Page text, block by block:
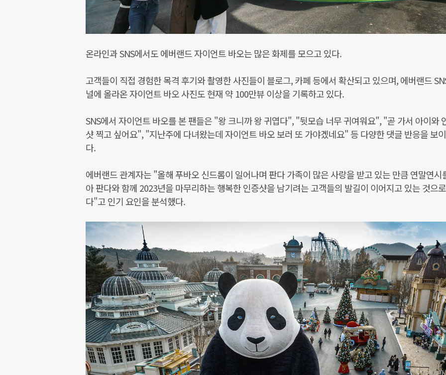
온라인과 SNS에서도 에버랜드 자이언트 바오는 많은 화제를 모으고 있다.
고객들이 직접 경험한 목격 후기와 촬영한 사진들이 블로그, 카페 등에서 확산되고 있으며, 에버랜드
널에 올라온 자이언트 바오 사진도 현재 약 100만뷰 이상을 기록하고 있다.
SNS에서 자이언트 바오를 본 팬들은 "왕 크니까 왕 귀엽다", "뒷모습 너무 귀여워요", "곧 가서 아이와
샷 찍고 싶어요", "지난주에 다녀왔는데 자이언트 바오 보러 또 가야겠네요" 등 다양한 댓글 반응을 보
다.
에버랜드 관계자는 "올해 푸바오 신드롬이 일어나며 판다 가족이 많은 사랑을 받고 있는 만큼 연말연시
아 판다와 함께 2023년을 마무리하는 행복한 인증샷을 남기려는 고객들의 발길이 이어지고 있는 것으
다"고 인기 요인을 분석했다.